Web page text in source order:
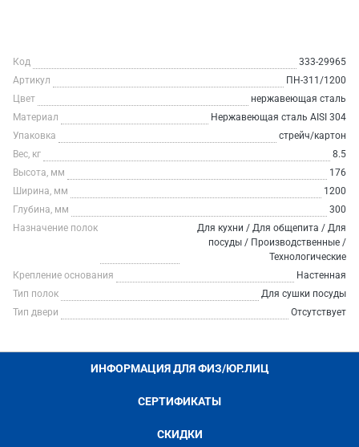
Код
333-29965
Артикул
ПН-311/1200
Цвет
нержавеющая сталь
Материал
Нержавеющая сталь AISI 304
Упаковка
стрейч/картон
Вес, кг
8.5
Высота, мм
176
Ширина, мм
1200
Глубина, мм
300
Назначение полок
Для кухни / Для общепита / Для
посуды / Производственные /
Технологические
Крепление основания
Настенная
Тип полок
Для сушки посуды
Тип двери
Отсутствует
ИНФОРМАЦИЯ ДЛЯ ФИЗ/ЮР.ЛИЦ
СЕРТИФИКАТЫ
СКИДКИ